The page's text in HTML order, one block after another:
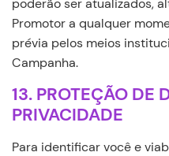
poderão ser atualizados,
Promotor a qualquer
prévia pelos meios
Campanha.
13. PROTEÇÃO DE
PRIVACIDADE
Para identificar você e